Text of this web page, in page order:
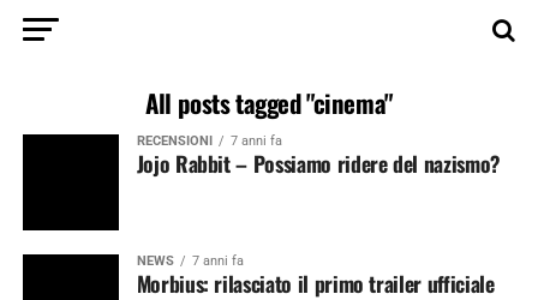
All posts tagged "cinema"
RECENSIONI 7 anni fa
Jojo Rabbit – Possiamo ridere del nazismo?
NEWS 7 anni fa
Morbius: rilasciato il primo trailer ufficiale